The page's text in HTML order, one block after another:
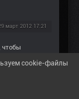
март 2012 17:21
чтобы
cookie-файлы